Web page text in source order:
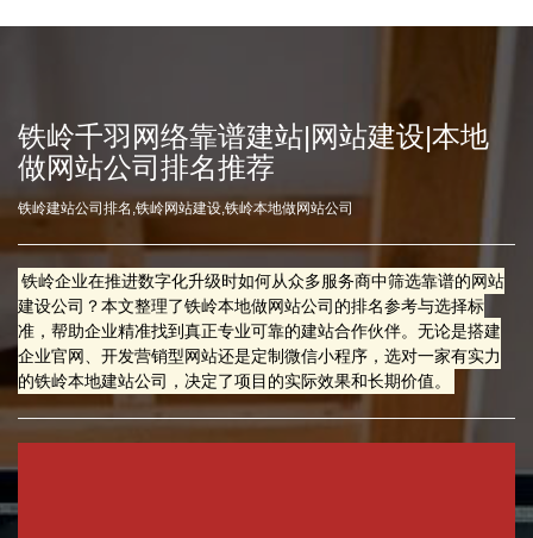
铁岭千羽网络靠谱建站|网站建设|本地
做网站公司排名推荐
铁岭建站公司排名,铁岭网站建设,铁岭本地做网站公司
铁岭企业在推进数字化升级时如何从众多服务商中筛选靠谱的网站
建设公司？本文整理了铁岭本地做网站公司的排名参考与选择标
准，帮助企业精准找到真正专业可靠的建站合作伙伴。无论是搭建
企业官网、开发营销型网站还是定制微信小程序，选对一家有实力
的铁岭本地建站公司，决定了项目的实际效果和长期价值。